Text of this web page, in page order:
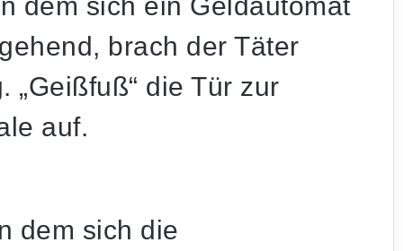
dem sich ein Geldautomat
brach der Täter
„Geißfuß“ die Tür zur
auf.
dem sich die